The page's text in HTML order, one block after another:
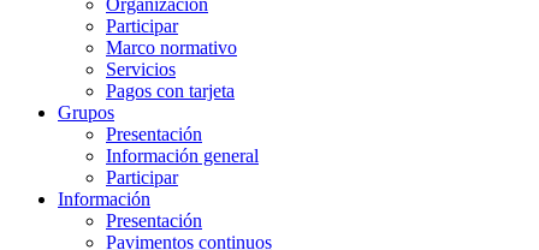
Organización
Participar
Marco normativo
Servicios
Pagos con tarjeta
Grupos
Presentación
Información general
Participar
Información
Presentación
Pavimentos continuos